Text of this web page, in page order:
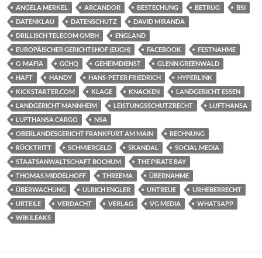
ANGELA MERKEL ARCANDOR BESTECHUNG BETRUG
BSI
DATENKLAU
DATENSCHUTZ
DAVID MIRANDA
DRILLISCH TELECOM GMBH
ENGLAND
EUROPÄISCHER GERICHTSHOF (EUGH)
FACEBOOK
FESTNAHME
G-MAFIA
GCHQ GEHEIMDIENST
GLENN GREENWALD
HAFT
HANDY HANS-PETER FRIEDRICH
HYPERLINK
KICKSTARTER.COM
KLAGE KNACKEN
LANDGERICHT ESSEN
LANDGERICHT MANNHEIM
LEISTUNGSSCHUTZRECHT
LUFTHANSA
LUFTHANSA CARGO
NSA
OBERLANDESGERICHT FRANKFURT AM MAIN
RECHNUNG
RÜCKTRITT
SCHMIERGELD SKANDAL
SOCIAL MEDIA
STAATSANWALTSCHAFT BOCHUM
THE PIRATE BAY
THOMAS MIDDELHOFF
THREEMA
ÜBERNAHME
ÜBERWACHUNG
ULRICH ENGLER UNTREUE
URHEBERRECHT
URTEILE
VERDACHT VERLAG VG MEDIA
WHATSAPP
WIKILEAKS